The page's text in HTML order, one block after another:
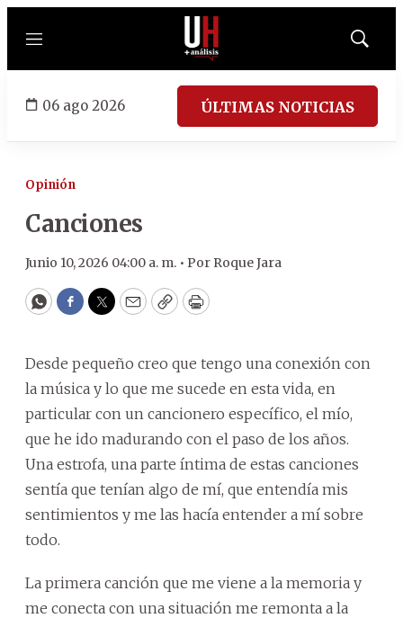
Menú
Mostrar
06 ago 2026 ÚLTIMAS NOTICIAS
Opinión
Canciones
Junio 10, 2026 04:00 a. m. • Por Roque Jara
WhatsApp
Facebook
Twitter
EmailCopyPrint
Desde pequeño creo que tengo una conexión con
la música y lo que me sucede en esta vida, en
particular con un cancionero específico, el mío,
que he ido madurando con el paso de los años.
Una estrofa, una parte íntima de estas canciones
sentía que tenían algo de mí, que entendía mis
sentimientos y me las hacía entender a mí sobre
todo.
La primera canción que me viene a la memoria y
me conecta con una situación me remonta a la